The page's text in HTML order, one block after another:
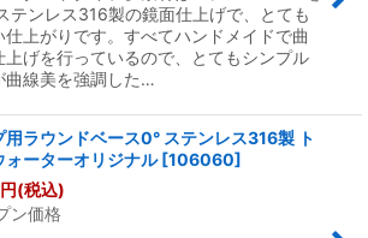
テンレス316製の鏡面仕上げで、とても
仕上がりです。すべてハンドメイドで曲
上げを行っているので、とてもシンプル
曲線美を強調した…
用ラウンドベース0° ステンレス316製 ト
ォーターオリジナル [106060]
円(税込)
ン価格